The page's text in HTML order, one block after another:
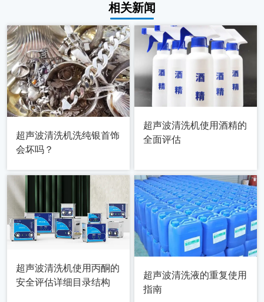
相关新闻
超声波清洗机洗纯银首饰
会坏吗？
超声波清洗机使用酒精的
全面评估
超声波清洗机使用丙酮的
安全评估详细目录结构
超声波清洗液的重复使用
指南